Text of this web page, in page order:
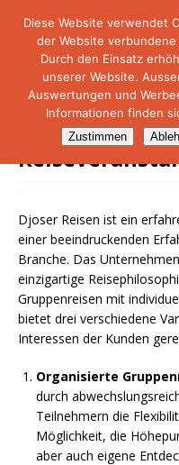
Djoser Reisen ist ein
einer beeindruckenden
Branche. Das
einzigartige
Gruppenreisen mit
bietet drei verschiedene
Interessen der Kunden
Organisierte
durch
Teilnehmern die
Möglichkeit, die
aber auch eigene
Diese Website verwendet
der Website
Durch den Einsatz
unserer Website.
Auswertungen und
Informationen finden
Zustimmen